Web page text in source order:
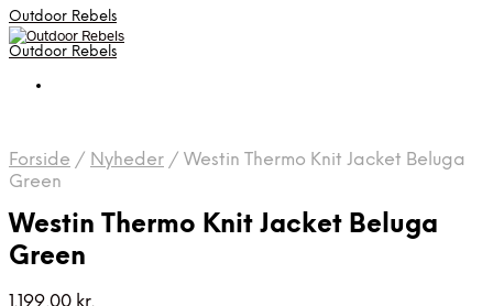
Outdoor Rebels
Outdoor Rebels
Forside / Nyheder / Westin Thermo Knit Jacket Beluga
Green
Westin Thermo Knit Jacket Beluga
Green